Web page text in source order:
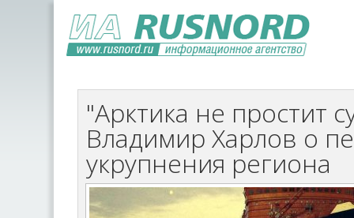
"Арктика не простит
Владимир Харлов о
укрупнения региона